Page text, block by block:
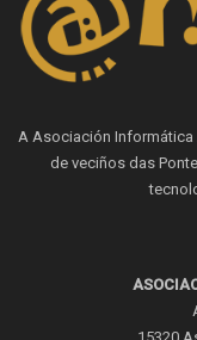
A Asociación
de veciños das